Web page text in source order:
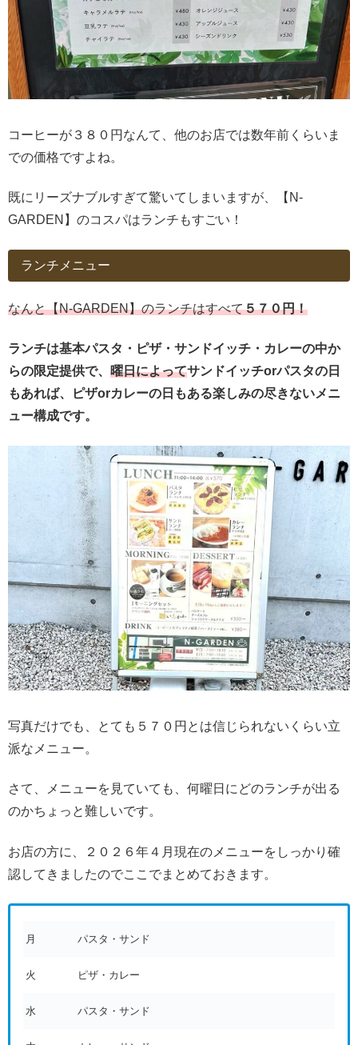
コーヒーが３８０円なんて、他のお店では数年前くらいま
での価格ですよね。
既にリーズナブルすぎて驚いてしまいますが、【N-
GARDEN】のコスパはランチもすごい！
ランチメニュー
なんと【N-GARDEN】のランチはすべて５７０円！
ランチは基本パスタ・ピザ・サンドイッチ・カレーの中か
らの限定提供で、 曜日によってサンドイッチorパスタの日
もあれば、ピザorカレーの日もある楽しみの尽きないメニ
ュー構成です。
写真だけでも、とても５７０円とは信じられないくらい立
派なメニュー。
さて、メニューを見ていても、何曜日にどのランチが出る
のかちょっと難しいです。
お店の方に、２０２６年４月現在のメニューをしっかり確
認してきましたのでここでまとめておきます。
月 パスタ・サンド
火 ピザ・カレー
水 パスタ・サンド